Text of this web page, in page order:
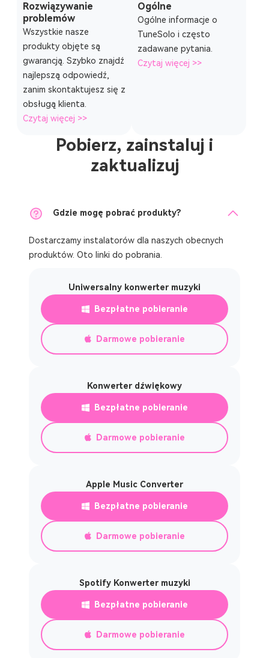
Rozwiązywanie
problemów
Wszystkie nasze
produkty objęte są
gwarancją. Szybko znajdź
najlepszą odpowiedź,
zanim skontaktujesz się z
obsługą klienta.
Czytaj więcej >>
Ogólne
Ogólne informacje o
TuneSolo i często
zadawane pytania.
Czytaj więcej >>
Pobierz, zainstaluj i
zaktualizuj
Gdzie mogę pobrać produkty?
Dostarczamy instalatorów dla naszych obecnych
produktów. Oto linki do pobrania.
Uniwersalny konwerter muzyki
Bezpłatne pobieranie
Darmowe pobieranie
Konwerter dźwiękowy
Bezpłatne pobieranie
Darmowe pobieranie
Apple Music Converter
Bezpłatne pobieranie
Darmowe pobieranie
Spotify Konwerter muzyki
Bezpłatne pobieranie
Darmowe pobieranie